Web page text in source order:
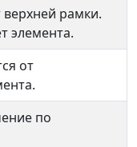
верхней рамки.
элемента.
от
по